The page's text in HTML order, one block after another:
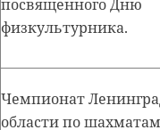
посвященного Дню
физкультурника.
Чемпионат
области по